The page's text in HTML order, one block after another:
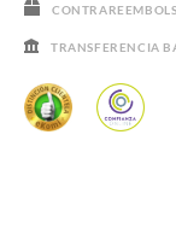
TRANSFERENCIA